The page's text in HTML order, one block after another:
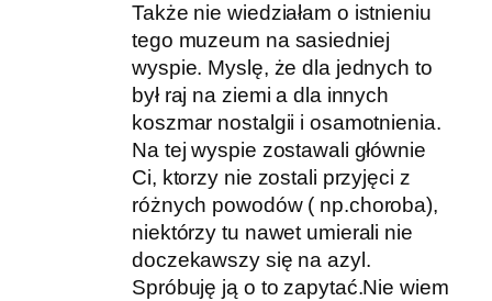
Także nie wiedziałam o istnieniu
tego muzeum na sasiedniej
wyspie. Myslę, że dla jednych to
był raj na ziemi a dla innych
koszmar nostalgii i osamotnienia.
Na tej wyspie zostawali głównie
Ci, ktorzy nie zostali przyjęci z
różnych powodów ( np.choroba),
niektórzy tu nawet umierali nie
doczekawszy się na azyl.
Spróbuję ją o to zapytać.Nie wiem